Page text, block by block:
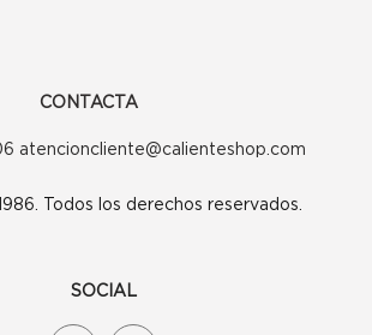
CONTACTA
atencioncliente@calienteshop.com
Todos los derechos reservados.
SOCIAL